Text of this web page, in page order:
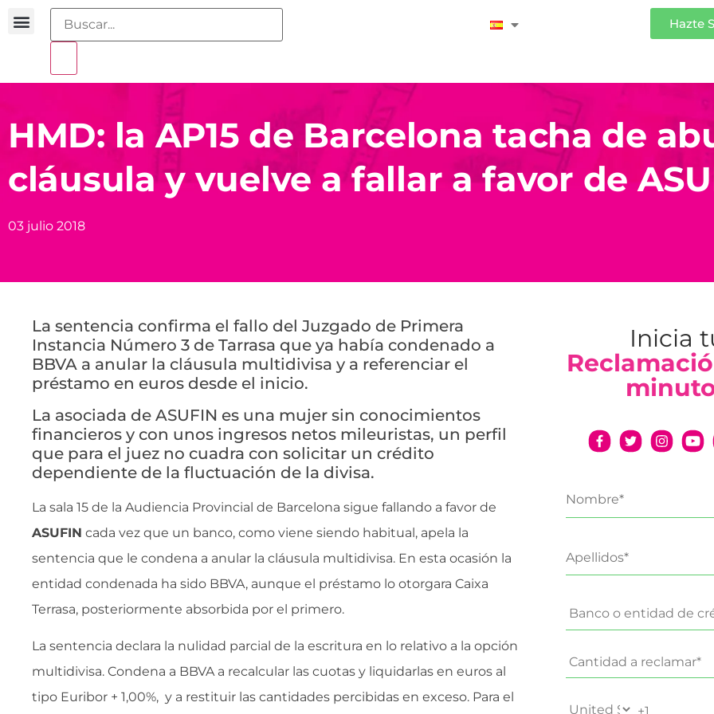
Hazte
HMD: la AP15 de Barcelona tacha de
cláusula y vuelve a fallar a favor de
03 julio 2018
La sentencia confirma el fallo del Juzgado de Primera
Instancia Número 3 de Tarrasa que ya había condenado a
BBVA a anular la cláusula multidivisa y a referenciar el
préstamo en euros desde el inicio.
La asociada de ASUFIN es una mujer sin conocimientos
financieros y con unos ingresos netos mileuristas, un perfil
que para el juez no cuadra con solicitar un crédito
dependiente de la fluctuación de la divisa.
La sala 15 de la Audiencia Provincial de Barcelona sigue fallando a favor de
ASUFIN cada vez que un banco, como viene siendo habitual, apela la
sentencia que le condena a anular la cláusula multidivisa. En esta ocasión la
entidad condenada ha sido BBVA, aunque el préstamo lo otorgara Caixa
Terrasa, posteriormente absorbida por el primero.
La sentencia declara la nulidad parcial de la escritura en lo relativo a la opción
multidivisa. Condena a BBVA a recalcular las cuotas y liquidarlas en euros al
tipo Euribor + 1,00%, y a restituir las cantidades percibidas en exceso. Para el
Inicia